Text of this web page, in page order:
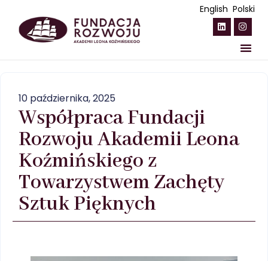
English Polski
Obszary strategiczne
Programy stypendialne
10 października, 2025
Współpraca Fundacji
Rozwoju Akademii Leona
Koźmińskiego z
Towarzystwem Zachęty
Sztuk Pięknych